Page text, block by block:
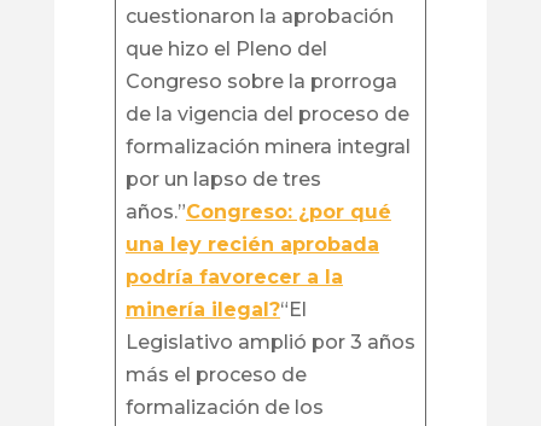
cuestionaron la aprobación
que hizo el Pleno del
Congreso sobre la prorroga
de la vigencia del proceso de
formalización minera integral
por un lapso de tres
años.”Congreso: ¿por qué
una ley recién aprobada
podría favorecer a la
minería ilegal?“El
Legislativo amplió por 3 años
más el proceso de
formalización de los